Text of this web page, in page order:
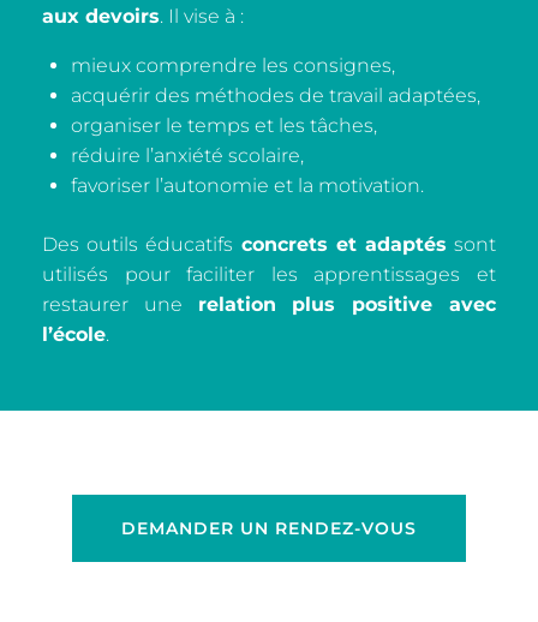
aux devoirs. Il vise à :
mieux comprendre les consignes,
acquérir des méthodes de travail adaptées,
organiser le temps et les tâches,
réduire l’anxiété scolaire,
favoriser l’autonomie et la motivation.
Des outils éducatifs concrets et adaptés sont
utilisés pour faciliter les apprentissages et
restaurer une relation plus positive avec
l’école.
DEMANDER UN RENDEZ-VOUS